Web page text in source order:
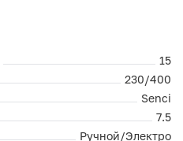
15
230/400
Senci
7.5
Ручной/Электро